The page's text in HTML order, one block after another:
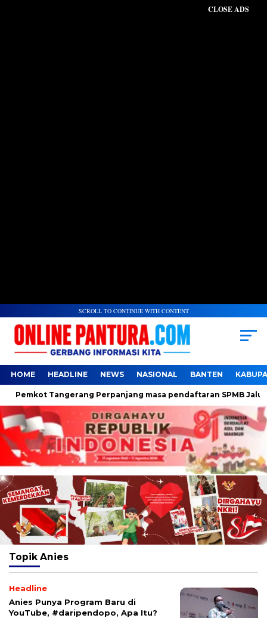
CLOSE ADS
SCROLL TO CONTINUE WITH CONTENT
HOME HEADLINE NEWS NASIONAL BANTEN
Tangerang Perpanjang masa pendaftaran SPMB Jalur
Topik Anies
Headline
Anies Punya Program Baru di
YouTube, #daripendopo, Apa Itu?